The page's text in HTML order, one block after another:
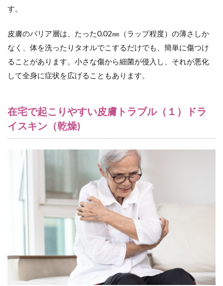
バリア
維持さ
せる保
刺激を
回避し
保護す
2.4
在宅で
起こり
す。
皮膚のバリア層は、たった0.02㎜（ラップ程度）の薄さしか
なく、体を洗ったりタオルでこするだけでも、簡単に傷つけ
ることがあります。小さな傷から細菌が侵入し、それが悪化
して全身に症状を広げることもあります。
在宅で起こりやすい皮膚トラブル（１）ドラ
イスキン（乾燥)